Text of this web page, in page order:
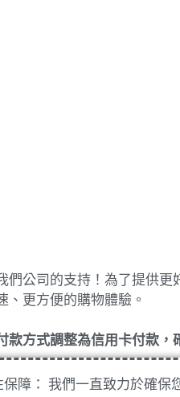
們公司的支持！為了提供
、更方便的購物體驗。
款方式調整為信用卡付款，
保障： 我們一直致力於確保